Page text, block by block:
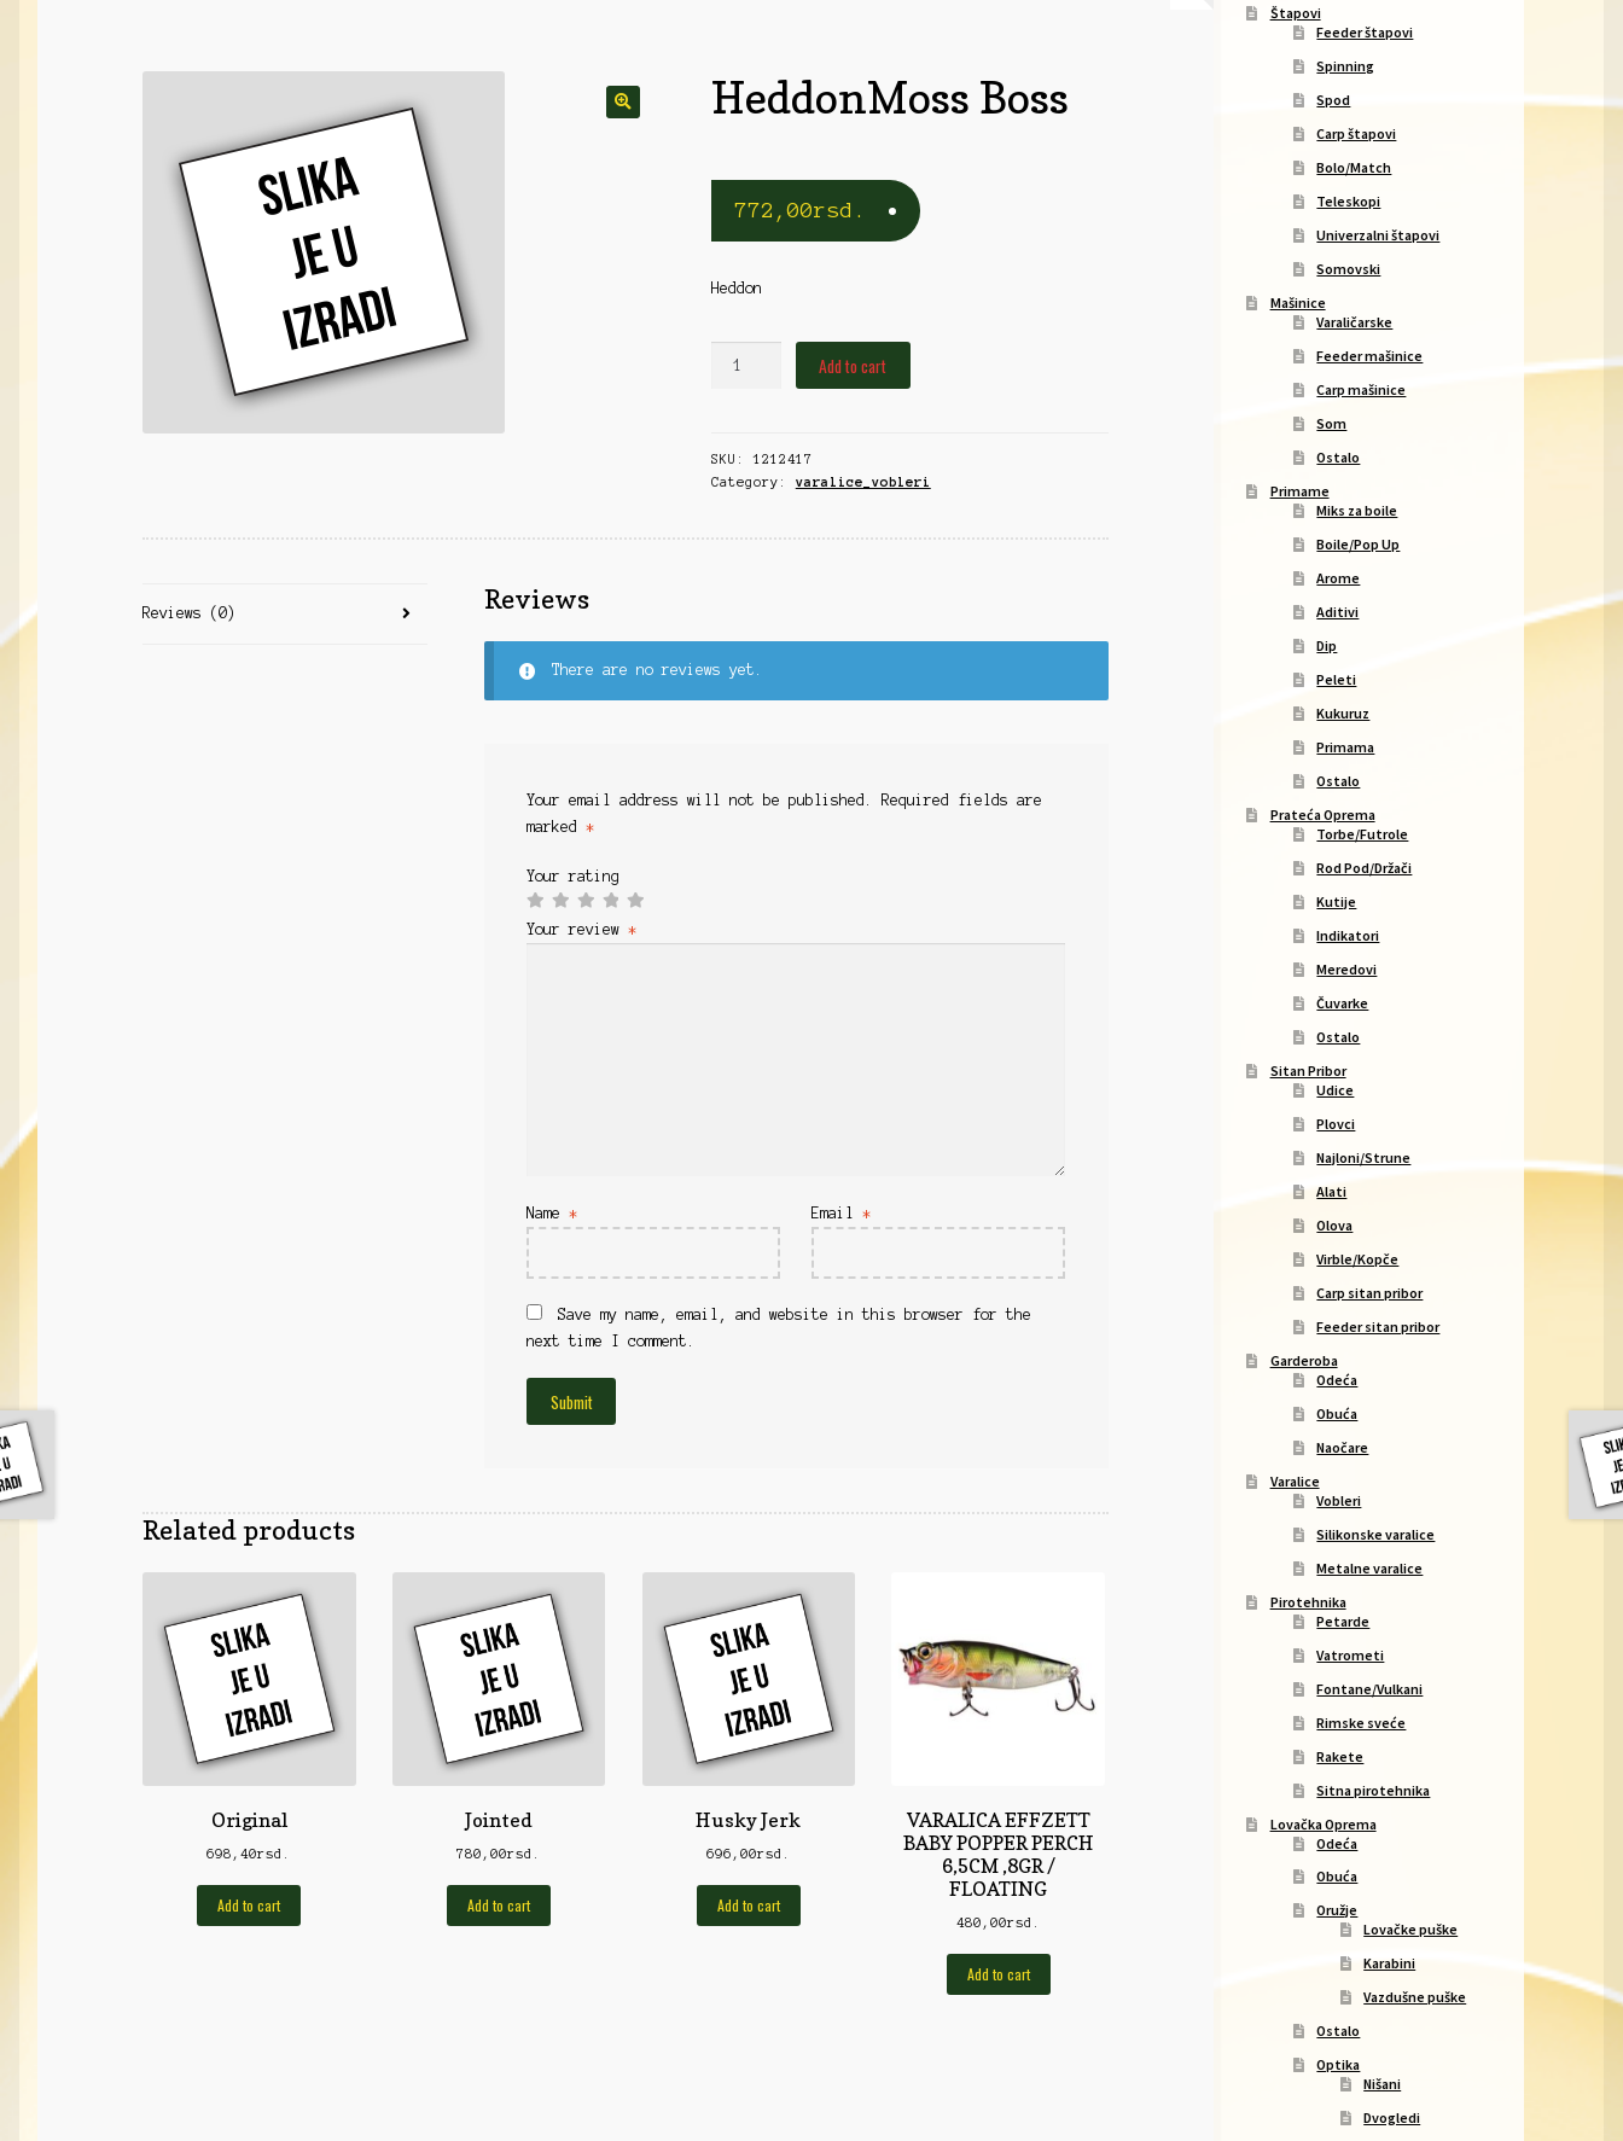
HeddonMoss Boss
772,00rsd.
Heddon
Add to cart
SKU:1212417
Category: varalice_vobleri
Reviews (0) Reviews
There are no reviews yet.
Your email address will not be published.
Required fields are
marked*
Your rating
Your review*
Name* Email*
Save my name, email, and website in this browser for the
next time I comment.
Related products
Original
698,40rsd.
Add to cart
Jointed
780,00rsd.
Add to cart
Husky Jerk
696,00rsd.
Add to cart
VARALICA EFFZETT
BABY POPPER PERCH
6,5CM ,8GR /
FLOATING
480,00rsd.
Add to cart
Štapovi
Feeder štapovi
Spinning
Spod
Carp štapovi
Bolo/Match
Teleskopi
Univerzalni štapovi
Somovski
Mašinice
Varaličarske
Feeder mašinice
Carp mašinice
Som
Ostalo
Primame
Miks za boile
Boile/Pop Up
Arome
Aditivi
Dip
Peleti
Kukuruz
Primama
Ostalo
Prateća Oprema
Torbe/Futrole
Rod Pod/Držači
Kutije
Indikatori
Meredovi
Čuvarke
Ostalo
Sitan Pribor
Udice
Plovci
Najloni/Strune
Alati
Olova
Virble/Kopče
Carp sitan pribor
Feeder sitan pribor
Garderoba
Odeća
Obuća
Naočare
Varalice
Vobleri
Silikonske varalice
Metalne varalice
Pirotehnika
Petarde
Vatrometi
Fontane/Vulkani
Rimske sveće
Rakete
Sitna pirotehnika
Lovačka Oprema
Odeća
Obuća
Oružje
Lovačke puške
Karabini
Vazdušne puške
Ostalo
Optika
Nišani
Dvogledi